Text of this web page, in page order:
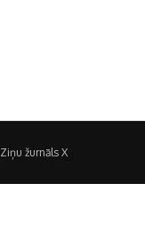
Ziņu žurnāls X